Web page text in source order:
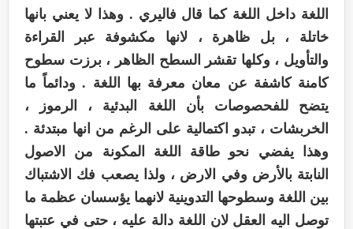
اللغة داخل اللغة كما قال فاليري . وهذا لا يعني بانها
خاتلة ، بل ظاهرة ، لانها مكشوفة عبر القراءة
والتأويل ، وكلها تقشر السطح الظاهر ، برزت سطوح
كامنة كاشفة عن معان معرفة بها اللغة . ودائماً ما
يتضح للفحصوصات بأن اللغة البدئية ، الرموز ،
الخربشات ، تبدو اكتمالية على الرغم من انها مبتدئة .
وهذا يفضي نحو طاقة اللغة المكونة من الاصول
النابتة بالأرض وفي الارض ، ولذا يصعب فك الاشتباك
بين اللغة وسطوحها التدوينية لانهما يؤسسان عظمة ما
توصل اليه العقل لان اللغة دالة عليه ، حتى في عتبتها